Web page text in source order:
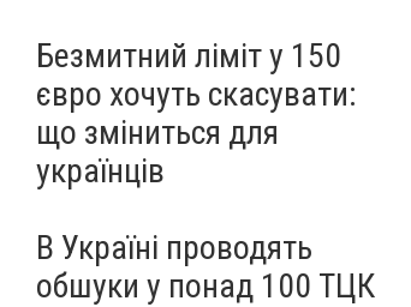
Безмитний ліміт у 150
євро хочуть скасувати:
що зміниться для
українців
В Україні проводять
обшуки у понад 100 ТЦК